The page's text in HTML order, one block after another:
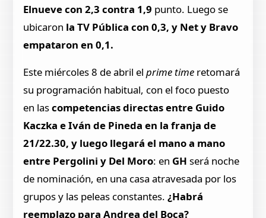
Elnueve con 2,3 contra 1,9 punto. Luego se
ubicaron la TV Pública con 0,3, y Net y Bravo
empataron en 0,1.
Este miércoles 8 de abril elprime time retomará
su programación habitual, con el foco puesto
en lascompetencias directas entre Guido
Kaczka e Iván de Pineda en la franja de
21/22.30, y luego llegará el mano a mano
entre Pergolini y Del Moro: en GH será noche
de nominación, en una casa atravesada por los
grupos y las peleas constantes. ¿Habrá
reemplazo para Andrea del Boca?